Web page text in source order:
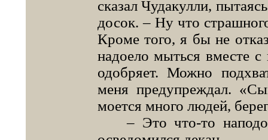
сказал Чудакулли,
досок. – Ну что
Кроме того, я бы не
надоело мыться вместе
одобряет. Можно
меня предупреждал.
моется много людей,
– Это что-то